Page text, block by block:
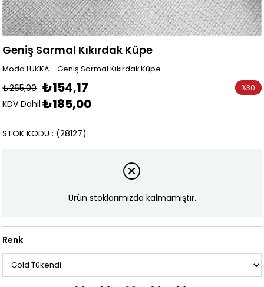
Geniş Sarmal Kıkırdak Küpe
Moda LUKKA - Geniş Sarmal Kıkırdak Küpe
₺265,00 ₺154,17
KDV Dahil ₺185,00
%30
(28127)
STOK KODU
Ürün stoklarımızda kalmamıştır.
Renk